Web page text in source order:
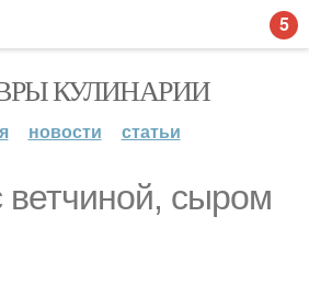
КУЛИНАРИИ
новости статьи
ветчиной, сыром
5